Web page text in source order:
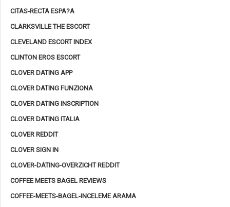
CITAS-RECTA ESPA?A
CLARKSVILLE THE ESCORT
CLEVELAND ESCORT INDEX
CLINTON EROS ESCORT
CLOVER DATING APP
CLOVER DATING FUNZIONA
CLOVER DATING INSCRIPTION
CLOVER DATING ITALIA
CLOVER REDDIT
CLOVER SIGN IN
CLOVER-DATING-OVERZICHT REDDIT
COFFEE MEETS BAGEL REVIEWS
COFFEE-MEETS-BAGEL-INCELEME ARAMA